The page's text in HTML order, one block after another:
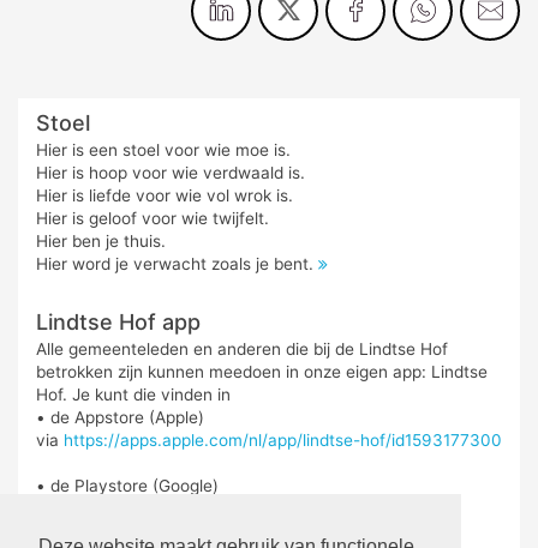
Stoel
Hier is een stoel voor wie moe is.
Hier is hoop voor wie verdwaald is.
Hier is liefde voor wie vol wrok is.
Hier is geloof voor wie twijfelt.
Hier ben je thuis.
Hier word je verwacht zoals je bent.
Lindtse Hof app
Alle gemeenteleden en anderen die bij de Lindtse Hof
betrokken zijn kunnen meedoen in onze eigen app: Lindtse
Hof. Je kunt die vinden in
• de Appstore (Apple)
via https://apps.apple.com/nl/app/lindtse-hof/id1593177300
• de Playstore (Google)